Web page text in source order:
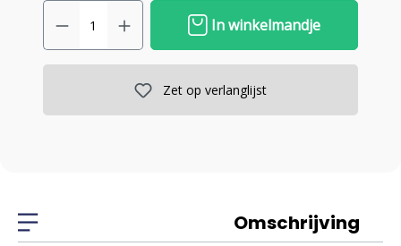
In winkelmandje
Zet op verlanglijst
Omschrijving